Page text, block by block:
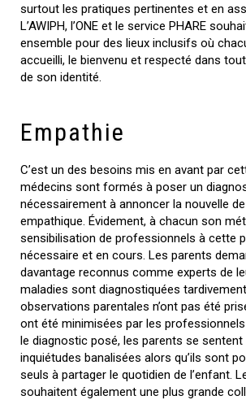
surtout les pratiques pertinentes et en
L’AWIPH, l’ONE et le service PHARE
ensemble pour des lieux inclusifs où
accueilli, le bienvenu et respecté dans
de son identité.
Empathie
C’est un des besoins mis en avant par
médecins sont formés à poser un
nécessairement à annoncer la nouvelle
empathique. Évidement, à chacun son
sensibilisation de professionnels à cette
nécessaire et en cours. Les parents
davantage reconnus comme experts de
maladies sont diagnostiquées
observations parentales n’ont pas été
ont été minimisées par les
le diagnostic posé, les parents se sentent
inquiétudes banalisées alors qu’ils sont
seuls à partager le quotidien de l’enfant.
souhaitent également une plus grande